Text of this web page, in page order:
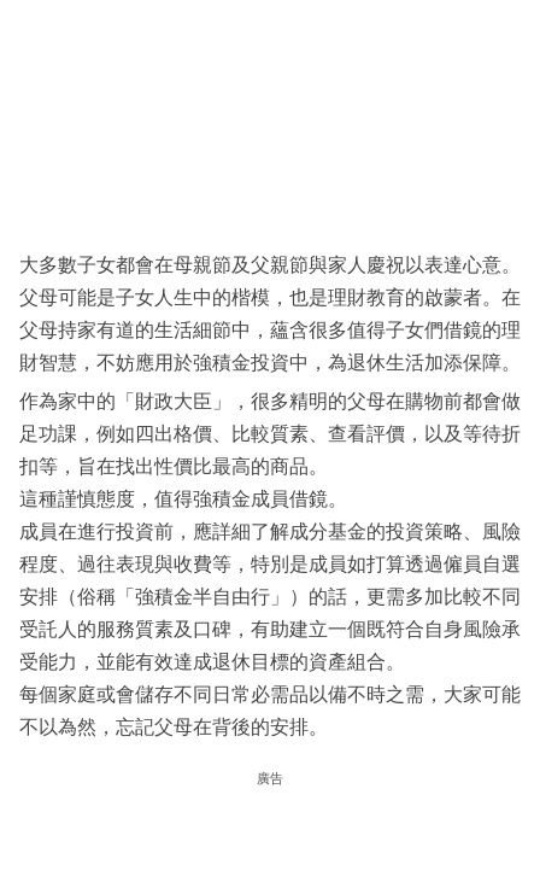
閱
專
區
大多數子女都會在母親節及父親節與家人慶祝以表達心意。
父母可能是子女人生中的楷模，也是理財教育的啟蒙者。在
父母持家有道的生活細節中，蘊含很多值得子女們借鏡的理
財智慧，不妨應用於強積金投資中，為退休生活加添保障。
作為家中的「財政大臣」，很多精明的父母在購物前都會做
足功課，例如四出格價、比較質素、查看評價，以及等待折
扣等，旨在找出性價比最高的商品。
這種謹慎態度，值得強積金成員借鏡。
成員在進行投資前，應詳細了解成分基金的投資策略、風險
程度、過往表現與收費等，特別是成員如打算透過僱員自選
安排（俗稱「強積金半自由行」）的話，更需多加比較不同
受託人的服務質素及口碑，有助建立一個既符合自身風險承
受能力，並能有效達成退休目標的資產組合。
每個家庭或會儲存不同日常必需品以備不時之需，大家可能
不以為然，忘記父母在背後的安排。
廣告